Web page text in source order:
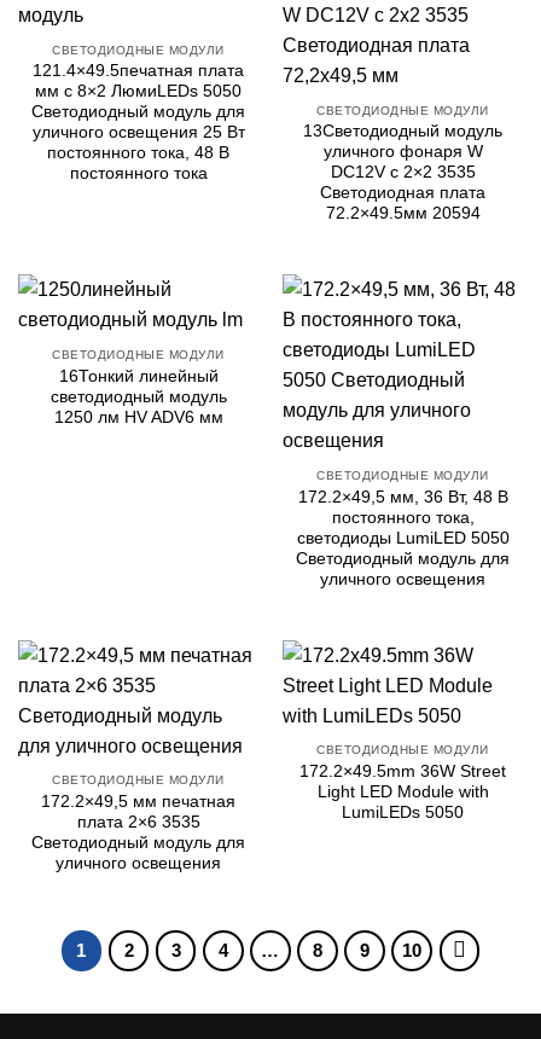
СВЕТОДИОДНЫЕ МОДУЛИ
121.4×49.5печатная плата
мм с 8×2 ЛюмиLEDs 5050
Светодиодный модуль для
уличного освещения 25 Вт
постоянного тока, 48 В
постоянного тока
СВЕТОДИОДНЫЕ МОДУЛИ
13Светодиодный модуль
уличного фонаря W
DC12V с 2×2 3535
Светодиодная плата
72.2×49.5мм 20594
СВЕТОДИОДНЫЕ МОДУЛИ
16Тонкий линейный
светодиодный модуль
1250 лм HV ADV6 мм
СВЕТОДИОДНЫЕ МОДУЛИ
172.2×49,5 мм, 36 Вт, 48 В
постоянного тока,
светодиоды LumiLED 5050
Светодиодный модуль для
уличного освещения
СВЕТОДИОДНЫЕ МОДУЛИ
172.2×49,5 мм печатная
плата 2×6 3535
Светодиодный модуль для
уличного освещения
СВЕТОДИОДНЫЕ МОДУЛИ
172.2×49.5mm 36W Street
Light LED Module with
LumiLEDs 5050
1 2 3 4 … 8 9 10